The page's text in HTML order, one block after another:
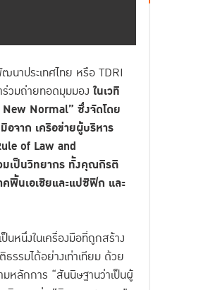
นาประเทศไทย หรือ TDRI
ร่วมถ่ายทอดมุมมองในเวที
New Normal” ซึ่งจัดโดย
จาก เครือข่ายผู้บริหาร
of Law and
เป็นวิทยากร ทั้งคุณกิรติ
พื้นเอเชียและแปซิฟิก และ
หนึ่งในเครื่องมือที่ถูกสร้าง
ธรรมได้อย่างเท่าเทียม ด้วย
หลักการ “สันนิษฐานว่าเป็นผู้